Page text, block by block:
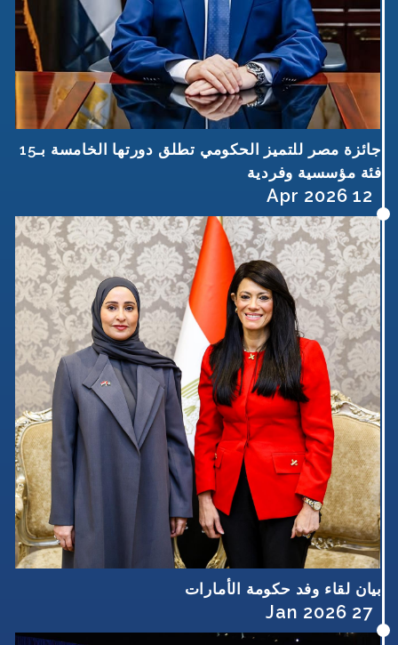
جائزة مصر للتميز الحكومي تطلق دورتها الخامسة بـ15
فئة مؤسسية وفردية
12 Apr 2026
بيان لقاء وفد حكومة الأمارات
27 Jan 2026